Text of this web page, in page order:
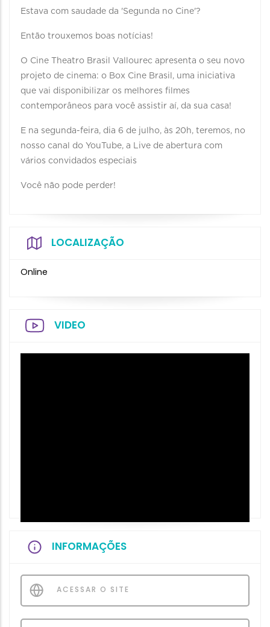
Estava com saudade da 'Segunda no Cine'?
Então trouxemos boas notícias!
O Cine Theatro Brasil Vallourec apresenta o seu novo
projeto de cinema: o Box Cine Brasil, uma iniciativa
que vai disponibilizar os melhores filmes
contemporâneos para você assistir aí, da sua casa!
E na segunda-feira, dia 6 de julho, às 20h, teremos, no
nosso canal do YouTube, a Live de abertura com
vários convidados especiais
Você não pode perder!⠀
LOCALIZAÇÃO
Online
VIDEO
INFORMAÇÕES
ACESSAR O SITE